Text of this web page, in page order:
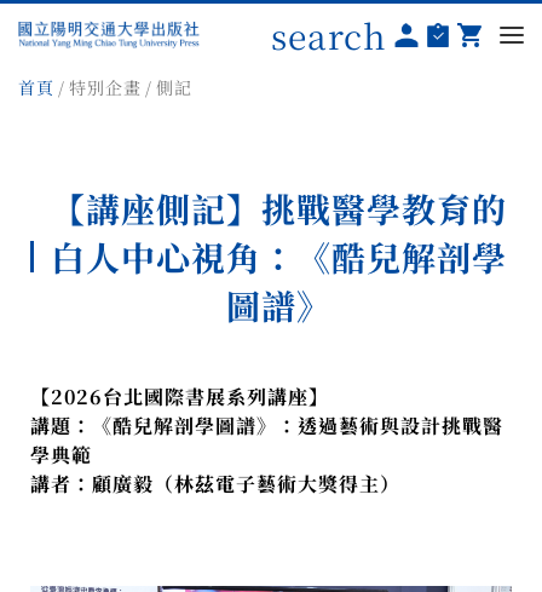
search
首頁 特別企畫 側記
【講座側記】挑戰醫學教育的
白人中心視角：《酷兒解剖學
圖譜》
【2026台北國際書展系列講座】
講題：《酷兒解剖學圖譜》：透過藝術與設計挑戰醫
學典範
講者：顧廣毅（林茲電子藝術大獎得主）